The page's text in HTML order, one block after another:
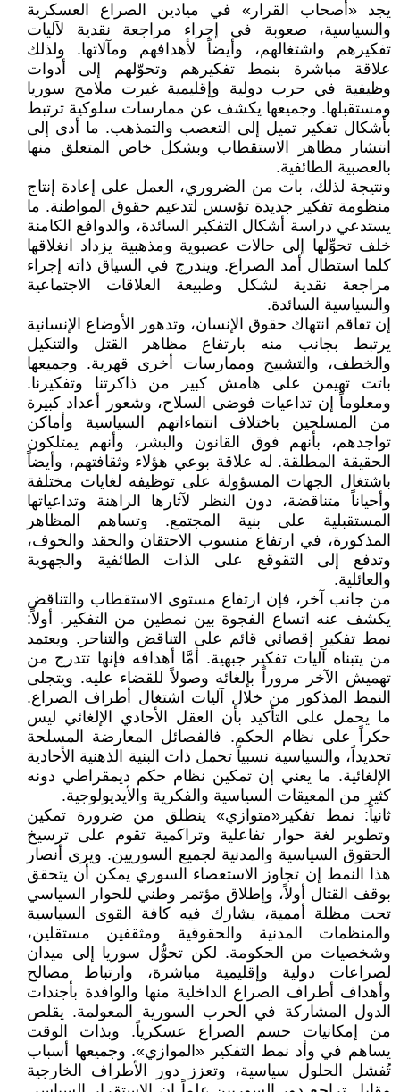
يجد «أصحاب القرار» في ميادين الصراع العسكرية
والسياسية، صعوبة في إجراء مراجعة نقدية لآليات
تفكيرهم واشتغالهم، وأيضاً لأهدافهم ومآلاتها. ولذلك
علاقة مباشرة بنمط تفكيرهم وتحوّلهم إلى أدوات
وظيفية في حرب دولية وإقليمية غيرت ملامح سوريا
ومستقبلها. وجميعها يكشف عن ممارسات سلوكية ترتبط
بأشكال تفكير تميل إلى التعصب والتمذهب. ما أدى إلى
انتشار مظاهر الاستقطاب وبشكل خاص المتعلق منها
بالعصبية الطائفية.
ونتيجة لذلك، بات من الضروري، العمل على إعادة إنتاج
منظومة تفكير جديدة تؤسس لتدعيم حقوق المواطنة. ما
يستدعي دراسة أشكال التفكير السائدة، والدوافع الكامنة
خلف تحوِّلها إلى حالات عصبوية ومذهبية يزداد انغلاقها
كلما استطال أمد الصراع. ويندرج في السياق ذاته إجراء
مراجعة نقدية لشكل وطبيعة العلاقات الاجتماعية
والسياسية السائدة.
إن تفاقم انتهاك حقوق الإنسان، وتدهور الأوضاع الإنسانية
يرتبط بجانب منه بارتفاع مظاهر القتل والتنكيل
والخطف، والتشبيح وممارسات أخرى قهرية. وجميعها
باتت تهيمن على هامش كبير من ذاكرتنا وتفكيرنا.
ومعلوماً إن تداعيات فوضى السلاح، وشعور أعداد كبيرة
من المسلحين باختلاف انتماءاتهم السياسية وأماكن
تواجدهم، بأنهم فوق القانون والبشر، وأنهم يمتلكون
الحقيقة المطلقة. له علاقة بوعي هؤلاء وثقافتهم، وأيضاً
باشتغال الجهات المسؤولة على توظيفه لغايات مختلفة
وأحياناً متناقضة، دون النظر لآثارها الراهنة وتداعياتها
المستقبلية على بنية المجتمع. وتساهم المظاهر
المذكورة، في ارتفاع منسوب الاحتقان والحقد والخوف،
وتدفع إلى التقوقع على الذات الطائفية والجهوية
والعائلية.
من جانب آخر، فإن ارتفاع مستوى الاستقطاب والتناقض
يكشف عنه اتساع الفجوة بين نمطين من التفكير. أولاً:
نمط تفكير إقصائي قائم على التناقض والتناحر. ويعتمد
من يتبناه آليات تفكير جبهية. أمَّا أهدافه فإنها تتدرج من
تهميش الآخر مروراً بإلغائه وصولاً للقضاء عليه. ويتجلى
النمط المذكور من خلال آليات اشتغال أطراف الصراع.
ما يحمل على التأكيد بأن العقل الأحادي الإلغائي ليس
حكراً على نظام الحكم. فالفصائل المعارضة المسلحة
تحديداً، والسياسية نسبياً تحمل ذات البنية الذهنية الأحادية
الإلغائية. ما يعني إن تمكين نظام حكم ديمقراطي دونه
كثير من المعيقات السياسية والفكرية والأيديولوجية.
ثانياً: نمط تفكير«متوازي» ينطلق من ضرورة تمكين
وتطوير لغة حوار تفاعلية وتراكمية تقوم على ترسيخ
الحقوق السياسية والمدنية لجميع السوريين. ويرى أنصار
هذا النمط إن تجاوز الاستعصاء السوري يمكن أن يتحقق
بوقف القتال أولاً، وإطلاق مؤتمر وطني للحوار السياسي
تحت مظلة أممية، يشارك فيه كافة القوى السياسية
والمنظمات المدنية والحقوقية ومثقفين مستقلين،
وشخصيات من الحكومة. لكن تحوُّل سوريا إلى ميدان
لصراعات دولية وإقليمية مباشرة، وارتباط مصالح
وأهداف أطراف الصراع الداخلية منها والوافدة بأجندات
الدول المشاركة في الحرب السورية المعولمة. يقلص
من إمكانيات حسم الصراع عسكرياً. وبذات الوقت
يساهم في وأد نمط التفكير «الموازي». وجميعها أسباب
تُفشل الحلول سياسية، وتعزز دور الأطراف الخارجية